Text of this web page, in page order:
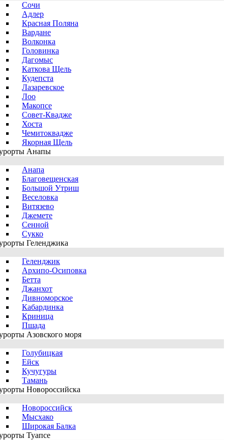
Сочи
Адлер
Красная Поляна
Вардане
Волконка
Головинка
Дагомыс
Каткова Щель
Кудепста
Лазаревское
Лоо
Макопсе
Совет-Квадже
Хоста
Чемитоквадже
Якорная Щель
Анапы
Анапа
Благовещенская
Большой Утриш
Веселовка
Витязево
Джемете
Сенной
Сукко
Геленджика
Геленджик
Архипо-Осиповка
Бетта
Джанхот
Дивноморское
Кабардинка
Криница
Пшада
Азовского моря
Голубицкая
Ейск
Кучугуры
Тамань
Новороссийска
Новороссийск
Мысхако
Широкая Балка
Туапсе